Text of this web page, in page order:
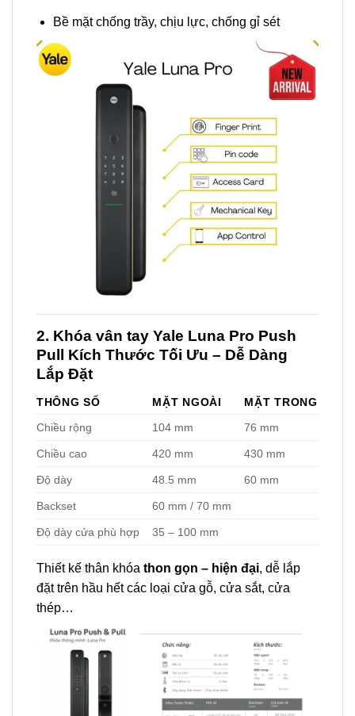
Bề mặt chống trầy, chịu lực, chống gỉ sét
2. Khóa vân tay Yale Luna Pro Push
Pull Kích Thước Tối Ưu – Dễ Dàng
Lắp Đặt
THÔNG SỐ MẶT NGOÀI
MẶT TRONG
Chiều rộng
104 mm 76 mm
Chiều cao 420 mm 430 mm
Độ dày 48.5 mm 60 mm
Backset 60 mm / 70 mm
Độ dày cửa phù hợp 35 – 100 mm
Thiết kế thân khóa thon gọn – hiện đại, dễ lắp
đặt trên hầu hết các loại cửa gỗ, cửa sắt, cửa
thép…